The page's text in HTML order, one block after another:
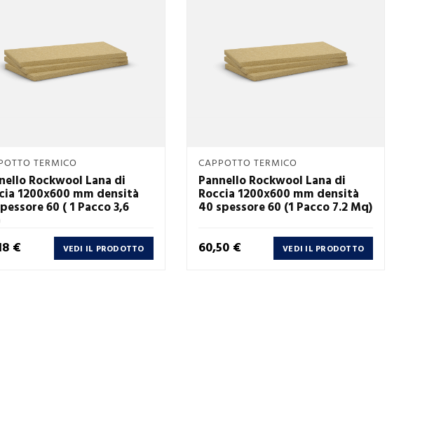
Anteprima
TERMICO
Rockwool Lana di
1200x600 mm densità
60 ( 1 Pacco 3,6
€ VEDI IL PRODOTTO
Anteprima
CAPPOTTO TERMICO
Pannello Rockwool Lana di
Roccia 1200x600 mm densità
40 spessore 60 (1 Pacco 7.2 Mq)
Prezzo
60,50 € VEDI IL PRODOTTO